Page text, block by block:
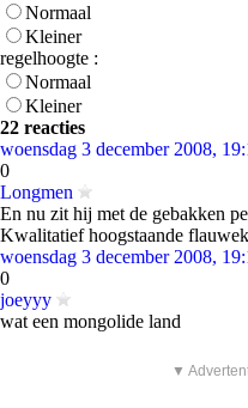
Normaal
Kleiner
regelhoogte :
Normaal
Kleiner
22 reacties
woensdag 3 december 2008,
0
Longmen
En nu zit hij met de gebakken
Kwalitatief hoogstaande
woensdag 3 december 2008,
0
joeyyy
wat een mongolide land
▼